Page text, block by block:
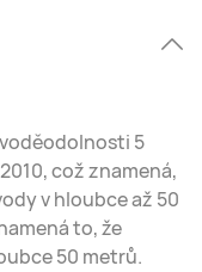
5
což znamená,
v hloubce až 50
to, že
50 metrů.